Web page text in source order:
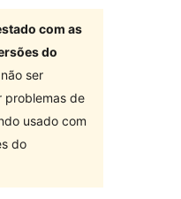
com as
do
ser
problemas de
usado com
do